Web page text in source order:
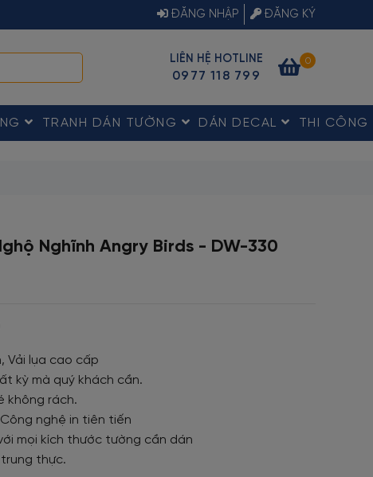
ĐĂNG NHẬP ĐĂNG KÝ
LIÊN HỆ HOTLINE
0977 118 799
0
TRANH DÁN TƯỜNG DÁN DECAL THI CÔNG
Nghĩnh Angry Birds - DW-330
Vải lụa cao cấp
kỳ mà quý khách cần.
không rách.
nghệ in tiên tiến
mọi kích thước tường cần dán
thực.